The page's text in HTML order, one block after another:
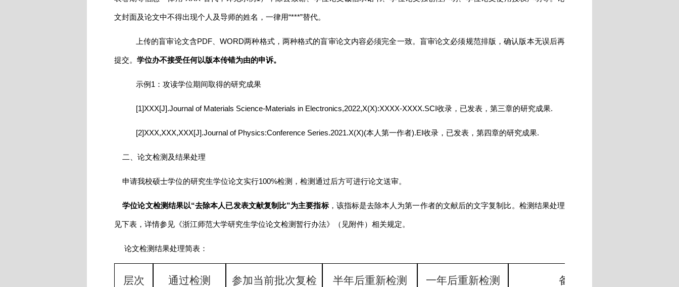
文封面及论文中不得出现个人及导师的姓名，一律用“***”替代。
上传的盲审论文含PDF、WORD两种格式，两种格式的盲审论文内容必须完全一致。盲审论文必须规范排版，确认版本无误后再
提交。 学位办不接受任何以版本传错为由的申诉。
示例1：攻读学位期间取得的研究成果
[1]XXX[J].Journal of Materials Science-Materials in Electronics,2022,X(X):XXXX-XXXX.SCI收录，已发表，第三章的研究成果.
[2]XXX,XXX,XXX[J].Journal of Physics:Conference Series.2021.X(X)(本人第一作者).EI收录，已发表，第四章的研究成果.
二、论文检测及结果处理
申请我校硕士学位的研究生学位论文实行100%检测，检测通过后方可进行论文送审。
学位论文检测结果以“去除本人已发表文献复制比”为主要指标，该指标是去除本人为第一作者的文献后的文字复制比。检测结果处理
见下表，详情参见《浙江师范大学研究生学位论文检测暂行办法》（见附件）相关规定。
论文检测结果处理简表：
层次 通过检测 参加当前批次复检 半年后重新检测 一年后重新检测 备注